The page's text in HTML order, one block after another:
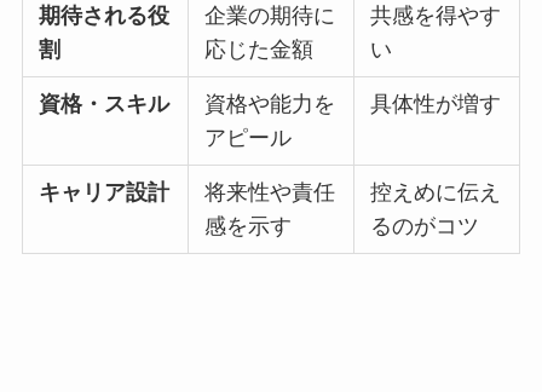
期待される役
割
企業の期待に
応じた金額
共感を得やす
い
資格・スキル
資格や能力を
アピール
具体性が増す
キャリア設計
将来性や責任
感を示す
控えめに伝え
るのがコツ